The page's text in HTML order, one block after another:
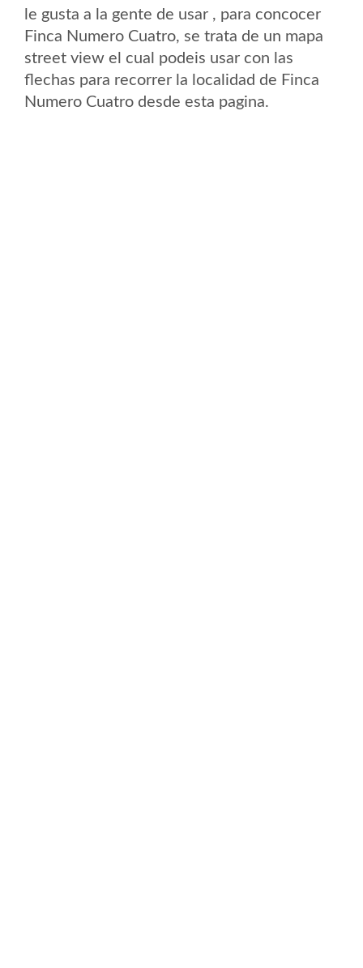
le gusta a la gente de usar , para concocer
Finca Numero Cuatro, se trata de un mapa
street view el cual podeis usar con las
flechas para recorrer la localidad de Finca
Numero Cuatro desde esta pagina.